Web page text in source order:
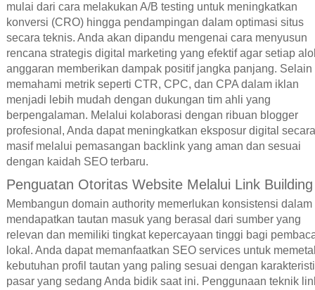
mulai dari cara melakukan A/B testing untuk meningkatkan
konversi (CRO) hingga pendampingan dalam optimasi situs
secara teknis. Anda akan dipandu mengenai cara menyusun
rencana strategis digital marketing yang efektif agar setiap
anggaran memberikan dampak positif jangka panjang. Selain
memahami metrik seperti CTR, CPC, dan CPA dalam iklan
menjadi lebih mudah dengan dukungan tim ahli yang
berpengalaman. Melalui kolaborasi dengan ribuan blogger
profesional, Anda dapat meningkatkan eksposur digital secara
masif melalui pemasangan backlink yang aman dan sesuai
dengan kaidah SEO terbaru.
Penguatan Otoritas Website Melalui Link Building
Membangun domain authority memerlukan konsistensi dalam
mendapatkan tautan masuk yang berasal dari sumber yang
relevan dan memiliki tingkat kepercayaan tinggi bagi
lokal. Anda dapat memanfaatkan SEO services untuk
kebutuhan profil tautan yang paling sesuai dengan
pasar yang sedang Anda bidik saat ini. Penggunaan teknik